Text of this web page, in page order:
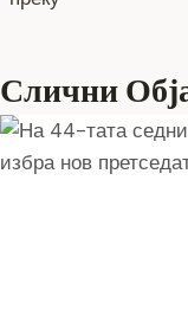
Слични